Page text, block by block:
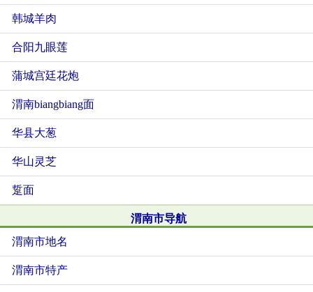
韩城羊肉
合阳九眼莲
蒲城宫廷花炮
渭南biangbiang面
华县大葱
华山灵芝
踅面
渭南市导航
渭南市地名
渭南市特产